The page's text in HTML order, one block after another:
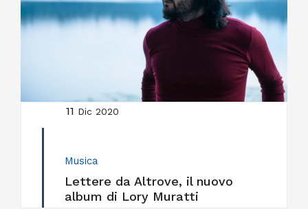
11 Dic 2020
Musica
Lettere da Altrove, il nuovo
album di Lory Muratti